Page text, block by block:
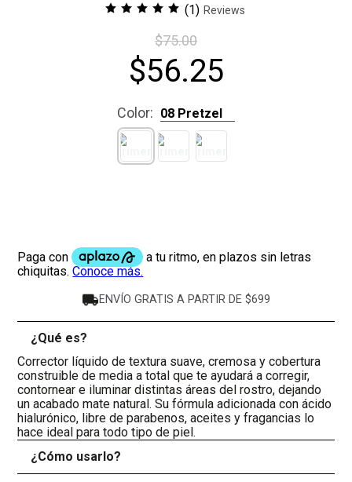
(1) Reviews
$75.00
$56.25
Color: 08 Pretzel
ENVÍO GRATIS A PARTIR DE $699
¿Qué es?
Corrector líquido de textura suave, cremosa y cobertura
construible de media a total que te ayudará a corregir,
contornear e iluminar distintas áreas del rostro, dejando
un acabado mate natural. Su fórmula adicionada con ácido
hialurónico, libre de parabenos, aceites y fragancias lo
hace ideal para todo tipo de piel.
¿Cómo usarlo?